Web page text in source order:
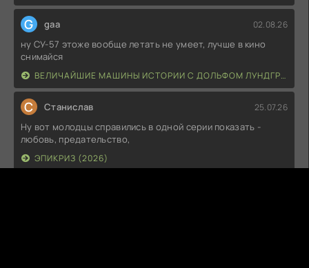
G gaa 02.08.26
ну СУ-57 этоже вообще летать не умеет, лучше в кино
снимайся
ВЕЛИЧАЙШИЕ МАШИНЫ ИСТОРИИ С ДОЛЬФОМ ЛУНДГРЕНОМ (2026)
С Станислав 25.07.26
Ну вот молодцы справились в одной серии показать -
любовь, предательство,
ЭПИКРИЗ (2026)